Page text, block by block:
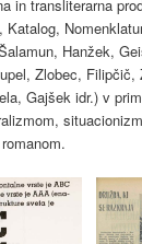
in transliterarna
Katalog,
Hanžek,
Zlobec, Filipčič,
Gajšek idr.) v